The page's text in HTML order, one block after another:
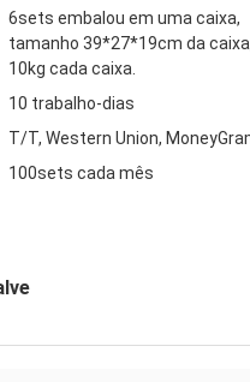
6sets embalou em uma caixa,
tamanho 39*27*19cm da
10kg cada caixa.
10 trabalho-dias
T/T, Western Union,
100sets cada mês